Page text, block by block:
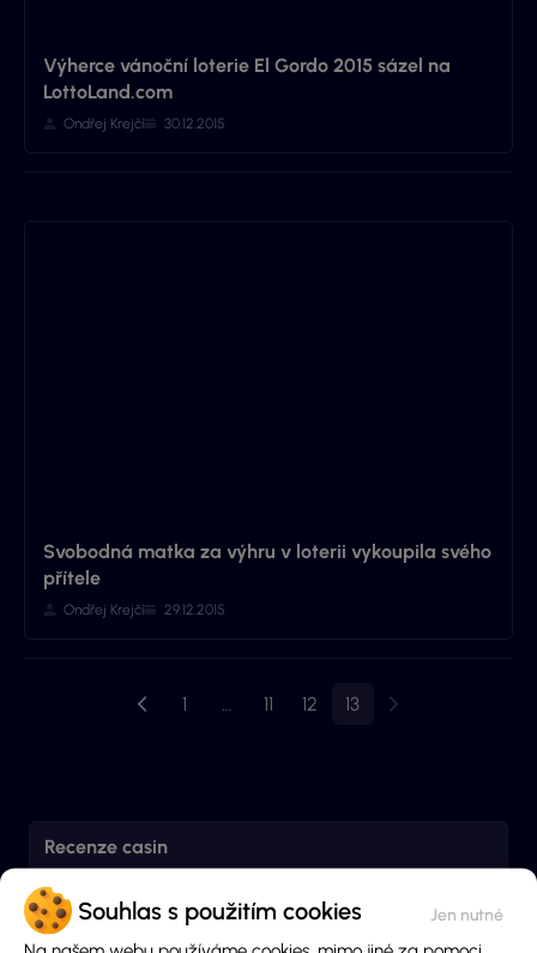
Souhlas s použitím cookies
Výherce vánoční loterie El Gordo 2015 sázel na
LottoLand.com
Ondřej Krejčí 30.12.2015
Svobodná matka za výhru v loterii vykoupila svého
přítele
Ondřej Krejčí 29.12.2015
1 11 12 13
Recenze casin
Betano 96%